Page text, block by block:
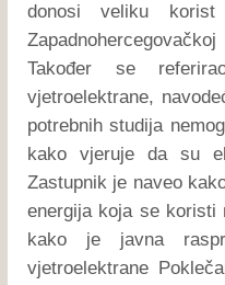
donosi veliku korist
Također se
vjetroelektrane,
potrebnih studija
kako vjeruje da su
Zastupnik je naveo
energija koja se koristi
kako je javna
vjetroelektrane